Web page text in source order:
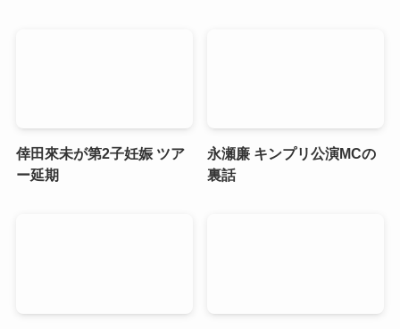
倖田來未が第2子妊娠 ツア
ー延期
永瀬廉 キンプリ公演MCの
裏話